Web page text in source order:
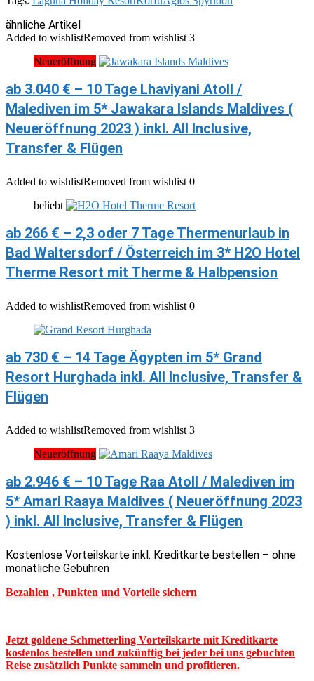
ähnliche Artikel
Added to wishlistRemoved from wishlist 3
Neueröffnung
ab 3.040 € – 10 Tage Lhaviyani Atoll /
Malediven im 5* Jawakara Islands Maldives (
Neueröffnung 2023 ) inkl. All Inclusive,
Transfer & Flügen
Added to wishlistRemoved from wishlist 0
beliebt
ab 266 € – 2,3 oder 7 Tage Thermenurlaub in
Bad Waltersdorf / Österreich im 3* H2O Hotel
Therme Resort mit Therme & Halbpension
Added to wishlistRemoved from wishlist 0
ab 730 € – 14 Tage Ägypten im 5* Grand
Resort Hurghada inkl. All Inclusive, Transfer &
Flügen
Added to wishlistRemoved from wishlist 3
Neueröffnung
ab 2.946 € – 10 Tage Raa Atoll / Malediven im
5* Amari Raaya Maldives ( Neueröffnung 2023
) inkl. All Inclusive, Transfer & Flügen
Kostenlose Vorteilskarte inkl. Kreditkarte bestellen – ohne
monatliche Gebühren
Bezahlen , Punkten und Vorteile sichern
Jetzt goldene Schmetterling Vorteilskarte mit Kreditkarte
kostenlos bestellen und zukünftig bei jeder bei uns gebuchten
Reise zusätzlich Punkte sammeln und profitieren.